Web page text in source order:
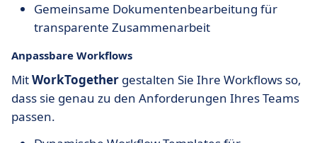
Gemeinsame Dokumentenbearbeitung für
transparente Zusammenarbeit
Anpassbare Workflows
MitWorkTogether gestalten Sie Ihre Workflows so,
dass sie genau zu den Anforderungen Ihres Teams
passen.